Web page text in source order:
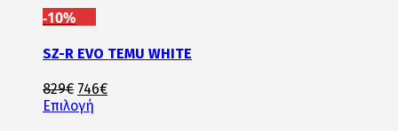
-10%
SZ-R EVO TEMU WHITE
829€ Original
price
746€Η
Επιλογή